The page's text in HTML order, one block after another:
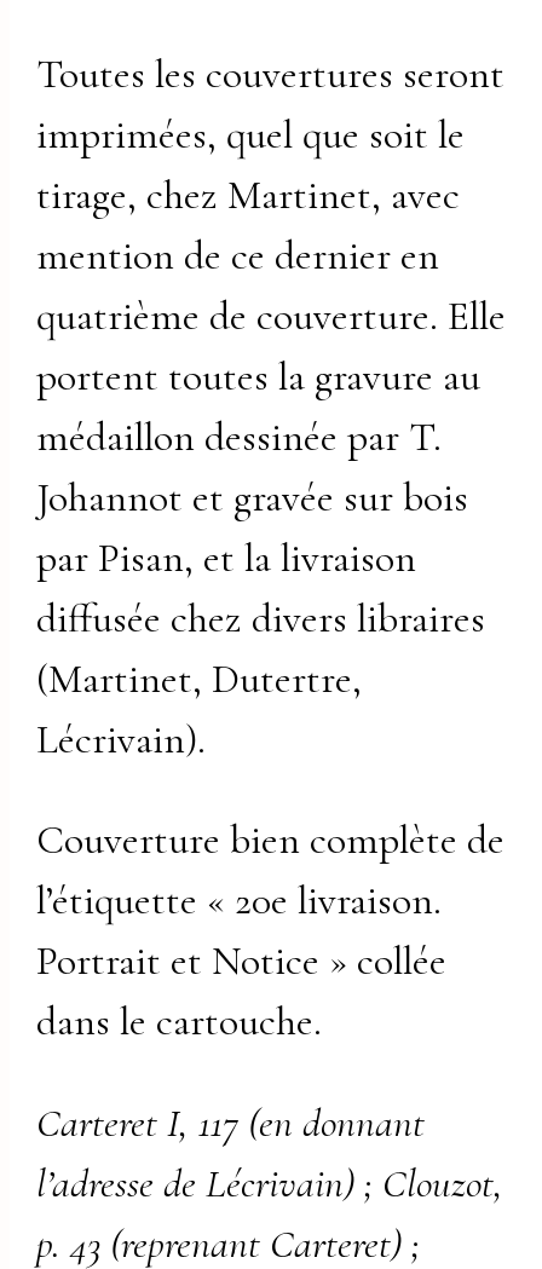
Toutes les couvertures seront
imprimées, quel que soit le
tirage, chez Martinet, avec
mention de ce dernier en
quatrième de couverture. Elle
portent toutes la gravure au
médaillon dessinée par T.
Johannot et gravée sur bois
par Pisan, et la livraison
diffusée chez divers libraires
(Martinet, Dutertre,
Lécrivain).
Couverture bien complète de
l’étiquette « 20e livraison.
Portrait et Notice » collée
dans le cartouche.
Carteret I, 117 (en donnant
l’adresse de Lécrivain) ; Clouzot,
p. 43 (reprenant Carteret) ;